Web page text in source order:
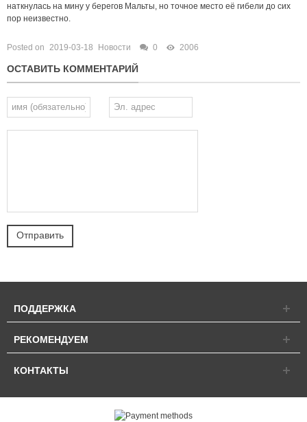
наткнулась на мину у берегов Мальты, но точное место её гибели до сих
пор неизвестно.
Posted on 2019-03-18 Новости 0 2006
ОСТАВИТЬ КОММЕНТАРИЙ
ПОДДЕРЖКА
РЕКОМЕНДУЕМ
КОНТАКТЫ